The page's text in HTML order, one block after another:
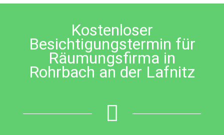
left
Kostenloser
Besichtigungstermin für
Räumungsfirma in
Rohrbach an der Lafnitz